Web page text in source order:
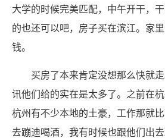
大学的时候完美匹配，中午开干，
的也还可以吧，房子买在滨江。家
钱。
买房了本来肯定没想那么快就
讯他们给的实在是太多了。之前在
杭州有不少本地的土豪，工作那就
去蹦迪喝酒，我有时候也跟他们出去